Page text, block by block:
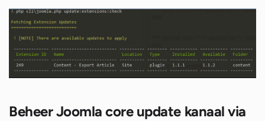
Beheer Joomla core update kanaal via